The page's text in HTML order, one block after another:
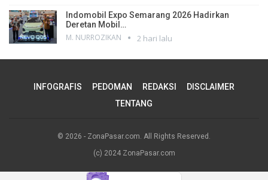
Indomobil Expo Semarang 2026 Hadirkan
Deretan Mobil…
M. NURROZIKAN 2 hari lalu
INFOGRAFIS PEDOMAN REDAKSI
DISCLAIMER
TENTANG
© 2026 - ZonaPasar.com. All Rights Reserved.
(c) 2024 ZonaPasar.com